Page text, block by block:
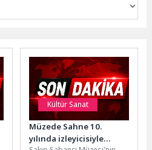
Kültür Sanat
Müzede Sahne 10.
yılında izleyicisiyle